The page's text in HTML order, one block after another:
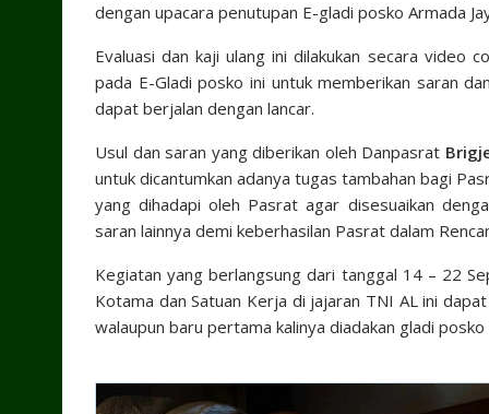
dengan upacara penutupan E-gladi posko Armada
Evaluasi dan kaji ulang ini dilakukan secara video
pada E-Gladi posko ini untuk memberikan saran
dapat berjalan dengan lancar.
Usul dan saran yang diberikan oleh Danpasrat
untuk dicantumkan adanya tugas tambahan bagi
yang dihadapi oleh Pasrat agar disesuaikan
saran lainnya demi keberhasilan Pasrat dalam
Kegiatan yang berlangsung dari tanggal 14 – 22
Kotama dan Satuan Kerja di jajaran TNI AL ini
walaupun baru pertama kalinya diadakan gladi